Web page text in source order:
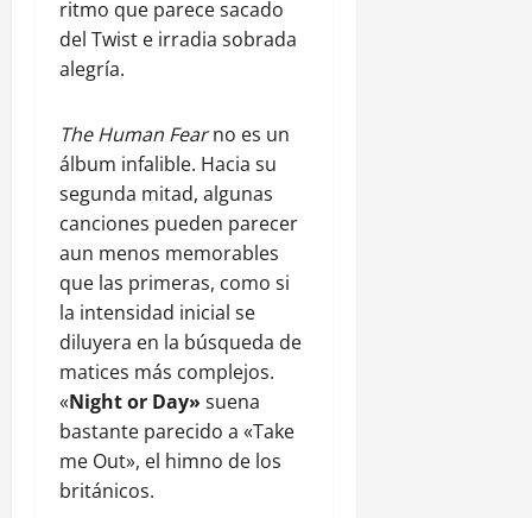
ritmo que parece sacado
del Twist e irradia sobrada
alegría.
The Human Fearno es un
álbum infalible. Hacia su
segunda mitad, algunas
canciones pueden parecer
aun menos memorables
que las primeras, como si
la intensidad inicial se
diluyera en la búsqueda de
matices más complejos.
«Night or Day» suena
bastante parecido a «Take
me Out», el himno de los
británicos.